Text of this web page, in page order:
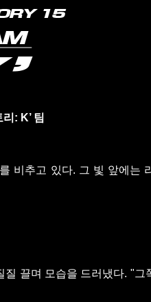
: K’ 팀
비추고 있다. 그 빛 앞에는
끌며 모습을 드러냈다. "그